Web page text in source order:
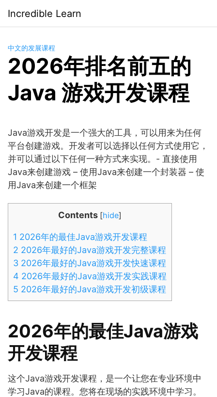
contenido
Incredible Learn
中文的发展课程
2026年排名前五的
Java 游戏开发课程
Java游戏开发是一个强大的工具，可以用来为任何
平台创建游戏。开发者可以选择以任何方式使用它，
并可以通过以下任何一种方式来实现。- 直接使用
Java来创建游戏 – 使用Java来创建一个封装器 – 使
用Java来创建一个框架
Contents [hide]
1 2026年的最佳Java游戏开发课程
2 2026年最好的Java游戏开发完整课程
3 2026年最好的Java游戏开发快速课程
4 2026年最好的Java游戏开发实践课程
5 2026年最好的Java游戏开发初级课程
2026年的最佳Java游戏
开发课程
这个Java游戏开发课程，是一个让您在专业环境中
学习Java的课程。您将在现场的实践环境中学习。